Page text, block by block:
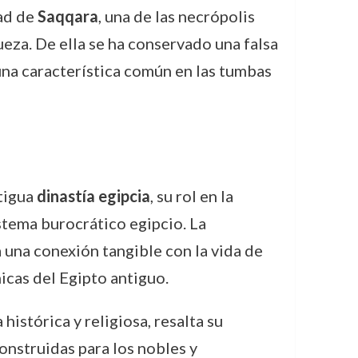
de Saqqara, una de las necrópolis
De ella se ha conservado una falsa
característica común en las tumbas
dinastía egipcia, su rol en la
burocrático egipcio. La
conexión tangible con la vida de
del Egipto antiguo.
histórica y religiosa, resalta su
para los nobles y